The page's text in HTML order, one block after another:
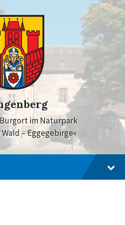
im Naturpark
– Eggegebirge«